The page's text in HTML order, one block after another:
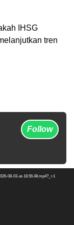
IHSG
tren
Follow
08-03-at-18.56.48.mp4?_=1